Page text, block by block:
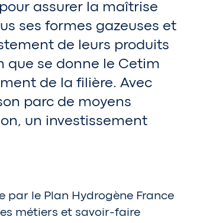
assurer la maîtrise
ses formes gazeuses et
de leurs produits
que se donne le Cetim
de la filière. Avec
parc de moyens
un investissement
par le Plan Hydrogène France
métiers et savoir-faire